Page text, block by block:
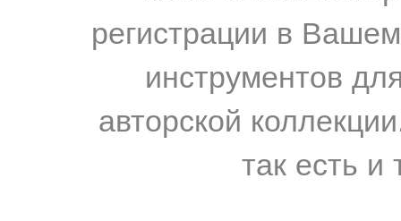
регистрации в
инструментов
авторской
так есть и